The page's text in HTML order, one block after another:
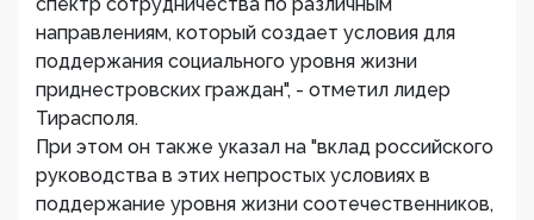
направлениям, который создает условия для
поддержания социального уровня жизни
приднестровских граждан", - отметил лидер
Тирасполя.
При этом он также указал на "вклад российского
руководства в этих непростых условиях в
поддержание уровня жизни соотечественников,